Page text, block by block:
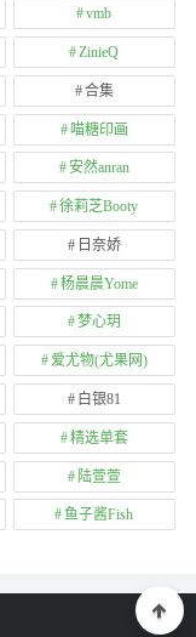
vmb
ZinieQ
合集
喵糖印画
安然anran
徐莉芝Booty
日奈娇
杨晨晨Yome
梦心玥
爱尤物(尤果网)
白银81
精选单套
陆萱萱
鱼子酱Fish